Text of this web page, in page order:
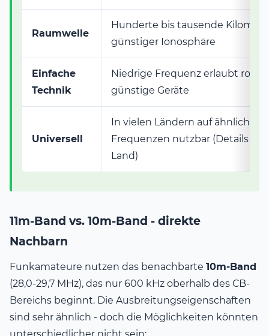
Raumwelle
Hunderte bis tausende
günstiger Ionosphäre
Einfache
Technik
Niedrige Frequenz erlaubt
günstige Geräte
Universell
In vielen Ländern auf ähnlichen
Frequenzen nutzbar (Details je
Land)
11m-Band vs. 10m-Band - direkte
Nachbarn
Funkamateure nutzen das benachbarte 10m-Band
(28,0-29,7 MHz), das nur 600 kHz oberhalb des CB-
Bereichs beginnt. Die Ausbreitungseigenschaften
sind sehr ähnlich - doch die Möglichkeiten könnten